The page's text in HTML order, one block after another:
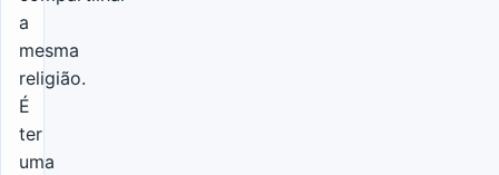
a
mesma
religião.
É
ter
uma